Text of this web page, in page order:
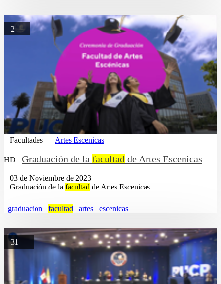
2
Facultades Artes Escenicas
HD Graduación de la facultad de Artes Escenicas
03 de Noviembre de 2023
...Graduación de la facultad de Artes Escenicas......
graduacion facultad artes escenicas
31